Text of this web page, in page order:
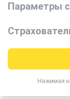
Параметры
Нажимая